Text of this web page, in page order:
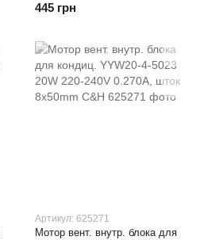
8x34mm C&H
445 грн
Артикул: 625271
Мотор вент. внутр. блока для